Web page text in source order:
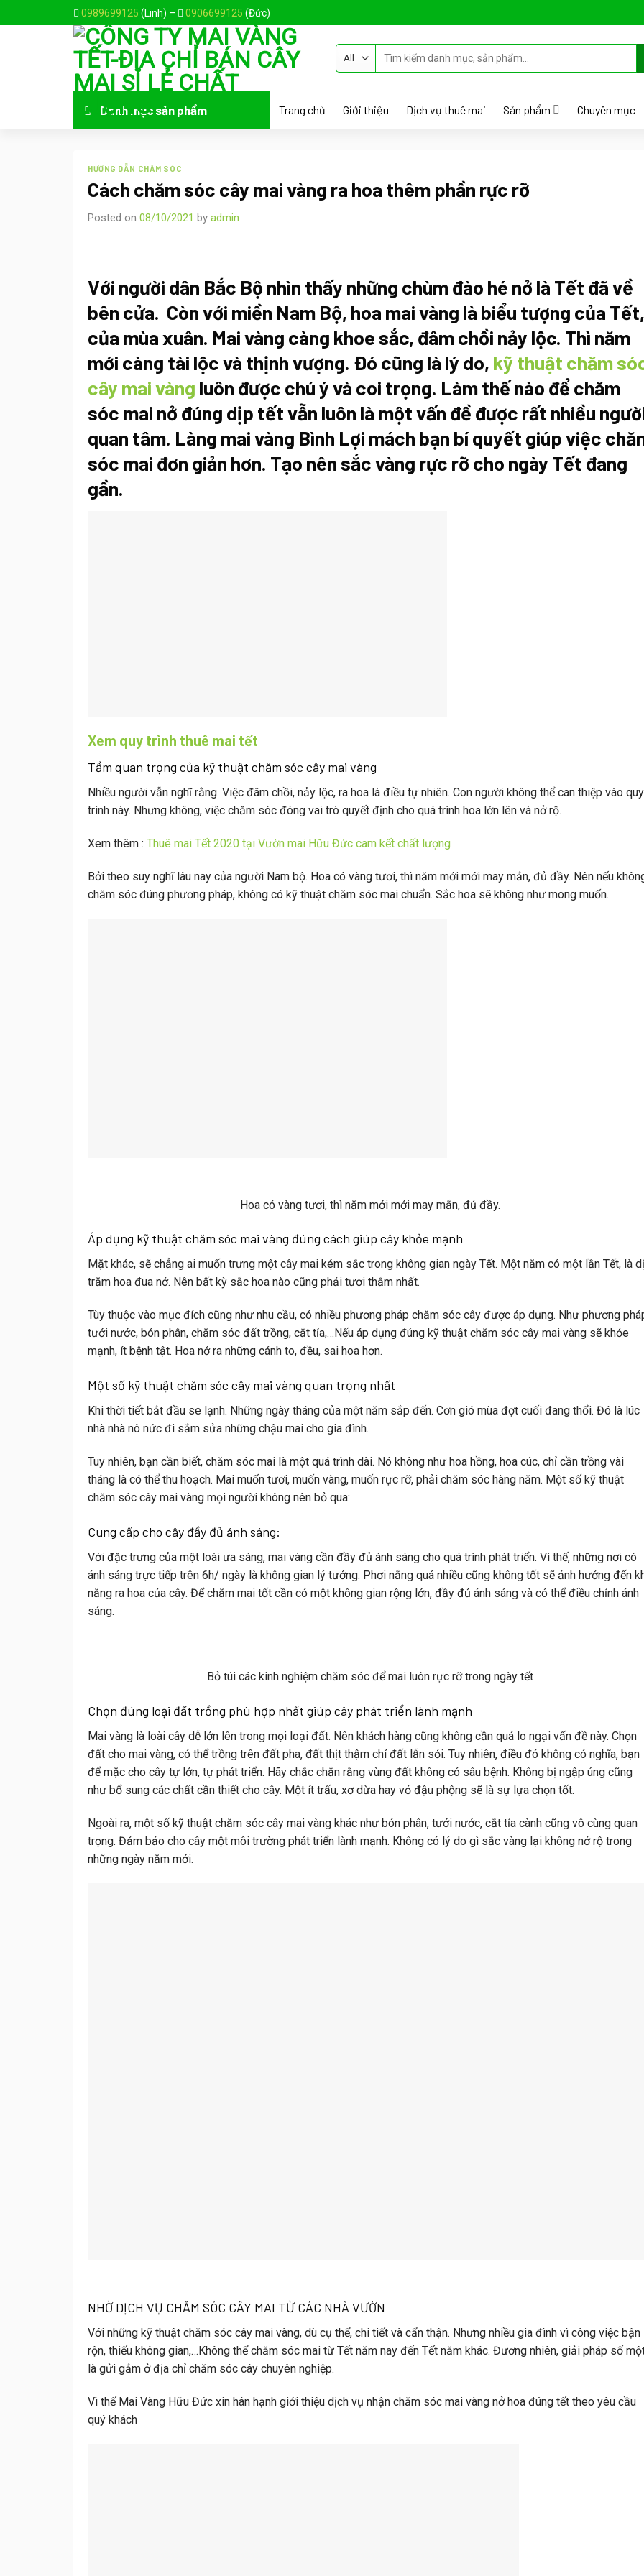
to
0989699125 (Linh) – 0906699125 (Đức)
kiếm:
Danh mục sản phẩm Trang chủ Giới thiệu Dịch vụ thuê mai Sản phẩm Chuyên mục
HƯỚNG DẪN CHĂM SÓC
Cách chăm sóc cây mai vàng ra hoa thêm phần rực rỡ
Posted on 08/10/2021 by admin
Với người dân Bắc Bộ nhìn thấy những chùm đào hé nở là Tết đã về
bên cửa. Còn với miền Nam Bộ, hoa mai vàng là biểu tượng của Tết,
của mùa xuân. Mai vàng càng khoe sắc, đâm chồi nảy lộc. Thì năm
mới càng tài lộc và thịnh vượng. Đó cũng là lý do, kỹ thuật chăm
cây mai vàng luôn được chú ý và coi trọng. Làm thế nào để chăm
sóc mai nở đúng dịp tết vẫn luôn là một vấn đề được rất nhiều
quan tâm. Làng mai vàng Bình Lợi mách bạn bí quyết giúp việc
sóc mai đơn giản hơn. Tạo nên sắc vàng rực rỡ cho ngày Tết đang
gần.
Xem quy trình thuê mai tết
Tầm quan trọng của kỹ thuật chăm sóc cây mai vàng
Nhiều người vẫn nghĩ rằng. Việc đâm chồi, nảy lộc, ra hoa là điều tự nhiên. Con người không thể can thiệp vào quy
trình này. Nhưng không, việc chăm sóc đóng vai trò quyết định cho quá trình hoa lớn lên và nở rộ.
Xem thêm : Thuê mai Tết 2020 tại Vườn mai Hữu Đức cam kết chất lượng
Bởi theo suy nghĩ lâu nay của người Nam bộ. Hoa có vàng tươi, thì năm mới mới may mắn, đủ đầy. Nên nếu
chăm sóc đúng phương pháp, không có kỹ thuật chăm sóc mai chuẩn. Sắc hoa sẽ không như mong muốn.
Hoa có vàng tươi, thì năm mới mới may mắn, đủ đầy.
Áp dụng kỹ thuật chăm sóc mai vàng đúng cách giúp cây khỏe mạnh
Mặt khác, sẽ chẳng ai muốn trưng một cây mai kém sắc trong không gian ngày Tết. Một năm có một lần Tết, là
trăm hoa đua nở. Nên bất kỳ sắc hoa nào cũng phải tươi thắm nhất.
Tùy thuộc vào mục đích cũng như nhu cầu, có nhiều phương pháp chăm sóc cây được áp dụng. Như phương
tưới nước, bón phân, chăm sóc đất trồng, cắt tỉa,…Nếu áp dụng đúng kỹ thuật chăm sóc cây mai vàng sẽ khỏe
mạnh, ít bệnh tật. Hoa nở ra những cánh to, đều, sai hoa hơn.
Một số kỹ thuật chăm sóc cây mai vàng quan trọng nhất
Khi thời tiết bắt đầu se lạnh. Những ngày tháng của một năm sắp đến. Cơn gió mùa đợt cuối đang thổi. Đó là lúc
nhà nhà nô nức đi sắm sửa những chậu mai cho gia đình.
Tuy nhiên, bạn cần biết, chăm sóc mai là một quá trình dài. Nó không như hoa hồng, hoa cúc, chỉ cần trồng vài
tháng là có thể thu hoạch. Mai muốn tươi, muốn vàng, muốn rực rỡ, phải chăm sóc hàng năm. Một số kỹ thuật
chăm sóc cây mai vàng mọi người không nên bỏ qua:
Cung cấp cho cây đầy đủ ánh sáng:
Với đặc trưng của một loài ưa sáng, mai vàng cần đầy đủ ánh sáng cho quá trình phát triển. Vì thế, những nơi có
ánh sáng trực tiếp trên 6h/ ngày là không gian lý tưởng. Phơi nắng quá nhiều cũng không tốt sẽ ảnh hưởng đến
năng ra hoa của cây. Để chăm mai tốt cần có một không gian rộng lớn, đầy đủ ánh sáng và có thể điều chỉnh ánh
sáng.
Bỏ túi các kinh nghiệm chăm sóc để mai luôn rực rỡ trong ngày tết
Chọn đúng loại đất trồng phù hợp nhất giúp cây phát triển lành mạnh
Mai vàng là loài cây dễ lớn lên trong mọi loại đất. Nên khách hàng cũng không cần quá lo ngại vấn đề này. Chọn
đất cho mai vàng, có thể trồng trên đất pha, đất thịt thậm chí đất lẫn sỏi. Tuy nhiên, điều đó không có nghĩa, bạn
để mặc cho cây tự lớn, tự phát triển. Hãy chắc chắn rằng vùng đất không có sâu bệnh. Không bị ngập úng cũng
như bổ sung các chất cần thiết cho cây. Một ít trấu, xơ dừa hay vỏ đậu phộng sẽ là sự lựa chọn tốt.
Ngoài ra, một số kỹ thuật chăm sóc cây mai vàng khác như bón phân, tưới nước, cắt tỉa cành cũng vô cùng quan
trọng. Đảm bảo cho cây một môi trường phát triển lành mạnh. Không có lý do gì sắc vàng lại không nở rộ trong
những ngày năm mới.
NHỜ DỊCH VỤ CHĂM SÓC CÂY MAI TỪ CÁC NHÀ VƯỜN
Với những kỹ thuật chăm sóc cây mai vàng, dù cụ thể, chi tiết và cẩn thận. Nhưng nhiều gia đình vì công việc bận
rộn, thiếu không gian,…Không thể chăm sóc mai từ Tết năm nay đến Tết năm khác. Đương nhiên, giải pháp số
là gửi gắm ở địa chỉ chăm sóc cây chuyên nghiệp.
Vì thế Mai Vàng Hữu Đức xin hân hạnh giới thiệu dịch vụ nhận chăm sóc mai vàng nở hoa đúng tết theo yêu cầu
quý khách